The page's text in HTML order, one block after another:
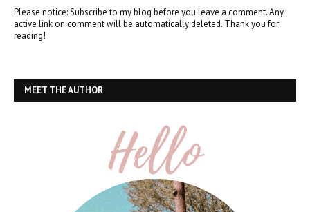
Please notice: Subscribe to my blog before you leave a comment. Any
active link on comment will be automatically deleted. Thank you for
reading!
MEET THE AUTHOR